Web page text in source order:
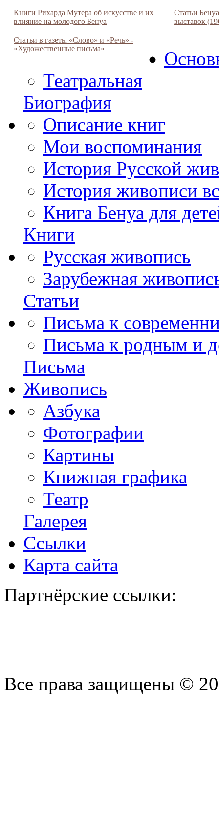
Книги Рихарда Мутера об искусстве и их
влияние на молодого Бенуа
Статьи
выставок
Статьи в газеты «Слово» и «Речь» -
«Художественные письма»
Театральная
Биография
Описание книг
Мои воспоминания
История Русской
История живописи
Книга Бенуа для
Книги
Русская живопись
Зарубежная
Статьи
Письма к
Письма к родным и
Письма
Живопись
Азбука
Фотографии
Картины
Книжная графика
Театр
Галерея
Ссылки
Карта сайта
Партнёрские ссылки:
Все права защищены ©